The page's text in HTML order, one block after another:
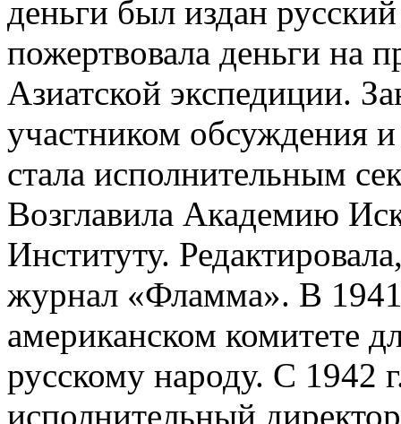
деньги был издан
пожертвовала деньги на
Азиатской экспедиции.
участником обсуждения
стала исполнительным
Возглавила Академию
Институту.
журнал «Фламма». В
американском комитете
русскому народу. С 1942
исполнительный